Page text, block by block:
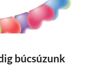
búcsúzunk